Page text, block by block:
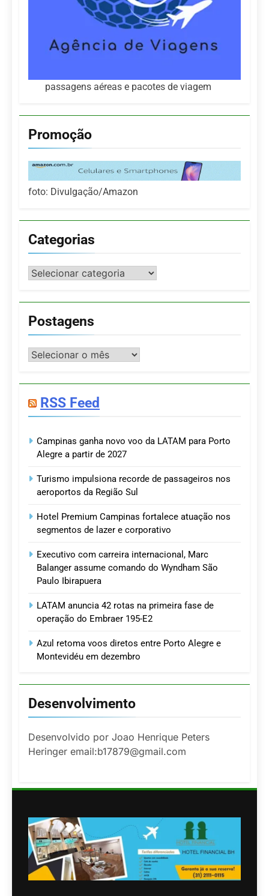
passagens aéreas e pacotes de viagem
Promoção
foto: Divulgação/Amazon
Categorias
Categorias
Postagens
Postagens
RSS Feed
Campinas ganha novo voo da LATAM para Porto
Alegre a partir de 2027
Turismo impulsiona recorde de passageiros nos
aeroportos da Região Sul
Hotel Premium Campinas fortalece atuação nos
segmentos de lazer e corporativo
Executivo com carreira internacional, Marc
Balanger assume comando do Wyndham São
Paulo Ibirapuera
LATAM anuncia 42 rotas na primeira fase de
operação do Embraer 195-E2
Azul retoma voos diretos entre Porto Alegre e
Montevidéu em dezembro
Desenvolvimento
Desenvolvido por Joao Henrique Peters
Heringer email:b17879@gmail.com